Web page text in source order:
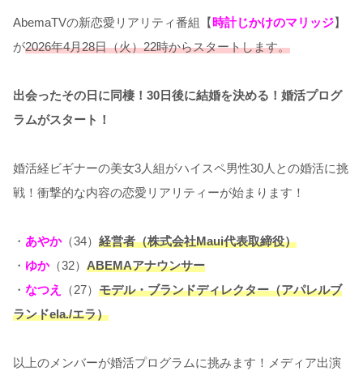
AbemaTVの新恋愛リアリティ番組【時計じかけのマリッジ】
が2026年4月28日（火）22時からスタートします。
出会ったその日に同棲！30日後に結婚を決める！婚活プログ
ラムがスタート！
婚活経ビギナーの美女3人組がハイスペ男性30人との婚活に挑
戦！衝撃的な内容の恋愛リアリティーが始まります！
・ あやか（34） 経営者（株式会社Maui代表取締役）
・ ゆか（32） ABEMAアナウンサー
・ なつえ （27） モデル・ブランドディレクター（アパレルブ
ランドela./エラ）
以上のメンバーが婚活プログラムに挑みます！メディア出演